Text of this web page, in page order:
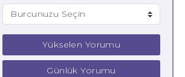
Yükselen Yorumu
Günlük Yorumu